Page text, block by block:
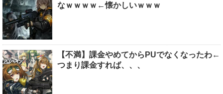
なｗｗｗｗ←懐かしいｗｗｗ
【不満】課金やめてからPUでなくなったわ←
つまり課金すれば、、、